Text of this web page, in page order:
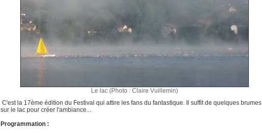
Le lac (Photo : Claire Vuillemin)
C'est la 17ème édition du Festival qui attire les fans du fantastique. Il suffit de quelques brumes
sur le lac pour créer l'ambiance...
Programmation :